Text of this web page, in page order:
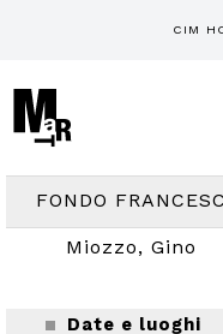
CIM
FONDO
Miozzo, Gino
Date e luoghi